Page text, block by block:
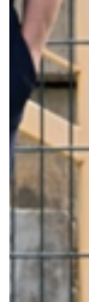
Summer Sale
Mare
Accessori
Party
Outlet
Helan x Genoa
Isolani x Genoa
Gift Card